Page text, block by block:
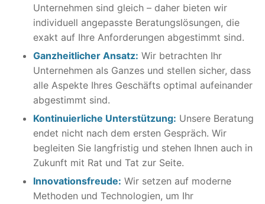
Unternehmen sind gleich – daher bieten wir
individuell angepasste Beratungslösungen, die
exakt auf Ihre Anforderungen abgestimmt sind.
Ganzheitlicher Ansatz: Wir betrachten Ihr
Unternehmen als Ganzes und stellen sicher, dass
alle Aspekte Ihres Geschäfts optimal aufeinander
abgestimmt sind.
Kontinuierliche Unterstützung: Unsere Beratung
endet nicht nach dem ersten Gespräch. Wir
begleiten Sie langfristig und stehen Ihnen auch in
Zukunft mit Rat und Tat zur Seite.
Innovationsfreude: Wir setzen auf moderne
Methoden und Technologien, um Ihr